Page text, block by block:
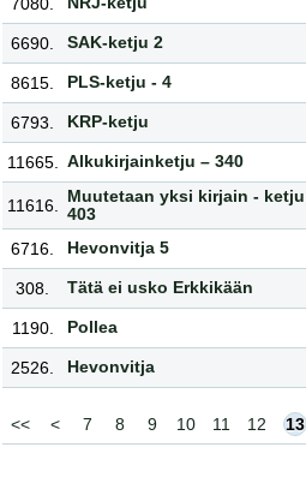
6690.
SAK-ketju 2
8615.
PLS-ketju - 4
6793.
KRP-ketju
11665.
Alkukirjainketju – 340
11616.
Muutetaan yksi kirjain - ketju
403
6716.
Hevonvitja 5
308.
Tätä ei usko Erkkikään
1190.
Pollea
2526.
Hevonvitja
<< < 7 8 9 10 11 12 13